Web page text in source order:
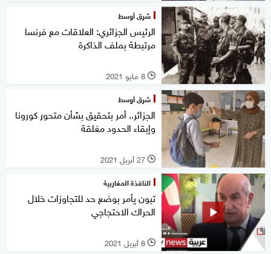
شرق أوسط
الرئيس الجزائري: العلاقات مع فرنسا
مرتبطة بملف الذاكرة
l 8 مايو 2021
شرق أوسط
الجزائر.. أمر بتحقيق بشأن متحور كورونا
وإبقاء الحدود مغلقة
l 27 أبريل 2021
النافذة المغاربية
تبون يأمر بوضع حد للتجاوزات خلال
الحراك الاحتجاجي
l 8 أبريل 2021